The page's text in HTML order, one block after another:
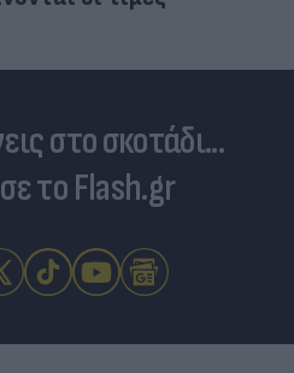
στο σκοτάδι...
το Flash.gr